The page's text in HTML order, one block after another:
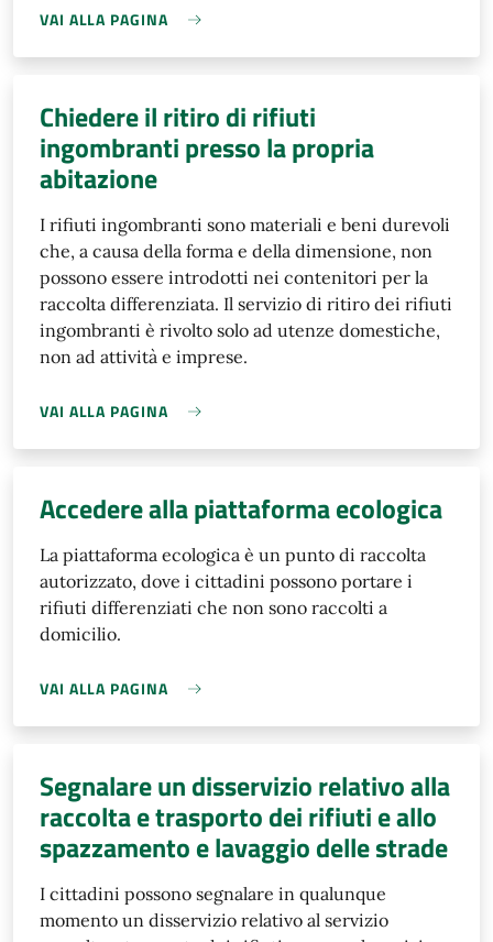
VAI ALLA PAGINA
Chiedere il ritiro di rifiuti
ingombranti presso la propria
abitazione
I rifiuti ingombranti sono materiali e beni durevoli
che, a causa della forma e della dimensione, non
possono essere introdotti nei contenitori per la
raccolta differenziata. Il servizio di ritiro dei rifiuti
ingombranti è rivolto solo ad utenze domestiche,
non ad attività e imprese.
VAI ALLA PAGINA
Accedere alla piattaforma ecologica
La piattaforma ecologica è un punto di raccolta
autorizzato, dove i cittadini possono portare i
rifiuti differenziati che non sono raccolti a
domicilio.
VAI ALLA PAGINA
Segnalare un disservizio relativo alla
raccolta e trasporto dei rifiuti e allo
spazzamento e lavaggio delle strade
I cittadini possono segnalare in qualunque
momento un disservizio relativo al servizio